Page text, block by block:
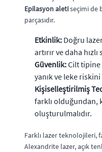
Epilasyon aletiseçimi de
parçasıdır.
Etkinlik: Doğru
artırır ve daha
Güvenlik:Cilt tipine
yanık ve leke
Kişiselleştirilmiş
farklı olduğundan,
oluşturulmalıdır.
Farklı lazer teknolojileri,
Alexandrite lazer, açık